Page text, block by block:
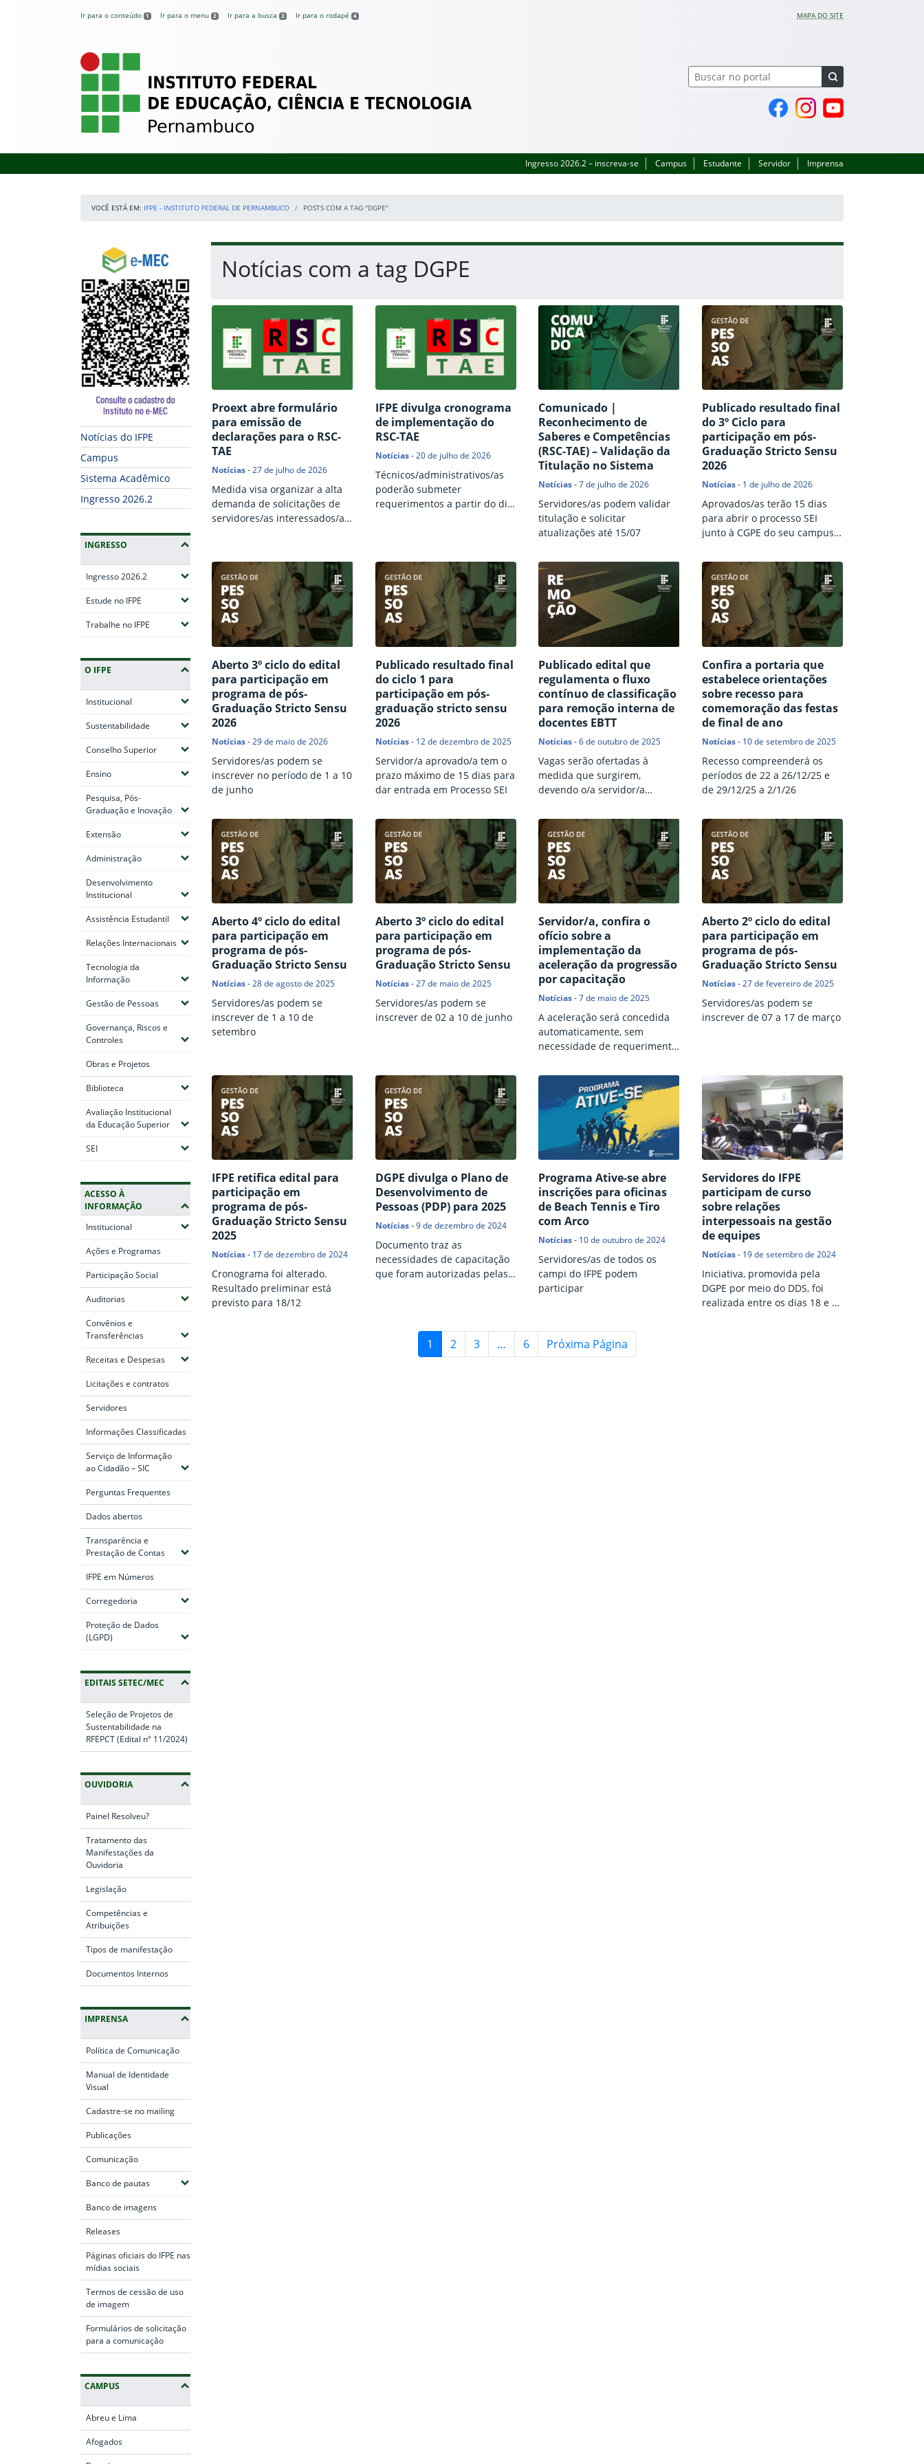
Ir para o conteúdo 1 Ir para o menu 2 Ir para a busca 3 Ir para o rodapé 4 MAPA DO SITE
IFPE – Instituto Federal de Pernambuco
Página do Facebook
Perfil no Instagram
Canal no YouTube
Ingresso 2026.2 – inscreva-se Campus Estudante Servidor Imprensa
VOCÊ ESTÁ EM: IFPE - INSTITUTO FEDERAL DE PERNAMBUCO POSTS COM A TAG "DGPE"
Início da navegação
Consulte o cadastro do Instituto no e-MEC
Notícias do IFPE
Campus
Sistema Acadêmico
Ingresso 2026.2
INGRESSO
Ingresso 2026.2 (Expandir submenus)
Estude no IFPE (Expandir submenus)
Trabalhe no IFPE (Expandir submenus)
O IFPE
Institucional (Expandir submenus)
Sustentabilidade (Expandir submenus)
Conselho Superior(Expandir submenus)
Ensino(Expandir submenus)
Pesquisa, Pós-
Graduação e Inovação(Expandir submenus)
Extensão(Expandir submenus)
Administração(Expandir submenus)
Desenvolvimento
Institucional (Expandir submenus)
Assistência Estudantil (Expandir submenus)
Relações Internacionais(Expandir submenus)
Tecnologia da
Informação(Expandir submenus)
Gestão de Pessoas(Expandir submenus)
Governança, Riscos e
Controles(Expandir submenus)
Obras e Projetos
Biblioteca (Expandir submenus)
Avaliação Institucional
da Educação Superior(Expandir submenus)
SEI(Expandir submenus)
ACESSO À
INFORMAÇÃO
Institucional (Expandir submenus)
Ações e Programas
Participação Social
Auditorias(Expandir submenus)
Convênios e
Transferências(Expandir submenus)
Receitas e Despesas(Expandir submenus)
Licitações e contratos
Servidores
Informações Classificadas
Serviço de Informação
ao Cidadão – SIC (Expandir submenus)
Perguntas Frequentes
Dados abertos
Transparência e
Prestação de Contas(Expandir submenus)
IFPE em Números
Corregedoria (Expandir submenus)
Proteção de Dados
(LGPD) (Expandir submenus)
EDITAIS SETEC/MEC
Seleção de Projetos de
Sustentabilidade na
RFEPCT (Edital nº 11/2024)
OUVIDORIA
Painel Resolveu?
Tratamento das
Manifestações da
Ouvidoria
Legislação
Competências e
Atribuições
Tipos de manifestação
Documentos Internos
IMPRENSA
Política de Comunicação
Manual de Identidade
Visual
Cadastre-se no mailing
Publicações
Comunicação
Banco de pautas(Expandir submenus)
Banco de imagens
Releases
Páginas oficiais do IFPE nas
mídias sociais
Termos de cessão de uso
de imagem
Formulários de solicitação
para a comunicação
CAMPUS
Abreu e Lima
Afogados
Início do conteúdo
Notícias com a tag DGPE
Proext abre formulário
para emissão de
declarações para o RSC-
TAE
Notícias-27 de julho de 2026
Medida visa organizar a alta
demanda de solicitações de
servidores/as interessados/as
IFPE divulga cronograma
de implementação do
RSC-TAE
Notícias -20 de julho de 2026
Técnicos/administrativos/as
poderão submeter
requerimentos a partir do dia
Comunicado |
Reconhecimento de
Saberes e Competências
(RSC-TAE) – Validação da
Titulação no Sistema
Notícias-7 de julho de 2026
Servidores/as podem validar
titulação e solicitar
atualizações até 15/07
Publicado resultado final
do 3º Ciclo para
participação em pós-
Graduação Stricto Sensu
2026
Notícias - 1 de julho de 2026
Aprovados/as terão 15 dias
para abrir o processo SEI
junto à CGPE do seu campus
Aberto 3º ciclo do edital
para participação em
programa de pós-
Graduação Stricto Sensu
2026
Notícias-29 de maio de 2026
Servidores/as podem se
inscrever no período de 1 a 10
de junho
Publicado resultado final
do ciclo 1 para
participação em pós-
graduação stricto sensu
2026
Notícias - 12 de dezembro de 2025
Servidor/a aprovado/a tem o
prazo máximo de 15 dias para
dar entrada em Processo SEI
Publicado edital que
regulamenta o fluxo
contínuo de classificação
para remoção interna de
docentes EBTT
Notícias-6 de outubro de 2025
Vagas serão ofertadas à
medida que surgirem,
devendo o/a servidor/a
Confira a portaria que
estabelece orientações
sobre recesso para
comemoração das festas
de final de ano
Notícias - 10 de setembro de 2025
Recesso compreenderá os
períodos de 22 a 26/12/25 e
de 29/12/25 a 2/1/26
Aberto 4º ciclo do edital
para participação em
programa de pós-
Graduação Stricto Sensu
Notícias-28 de agosto de 2025
Servidores/as podem se
inscrever de 1 a 10 de
setembro
Aberto 3º ciclo do edital
para participação em
programa de pós-
Graduação Stricto Sensu
Notícias -27 de maio de 2025
Servidores/as podem se
inscrever de 02 a 10 de junho
Servidor/a, confira o
ofício sobre a
implementação da
aceleração da progressão
por capacitação
Notícias-7 de maio de 2025
A aceleração será concedida
automaticamente, sem
necessidade de requerimento
Aberto 2º ciclo do edital
para participação em
programa de pós-
Graduação Stricto Sensu
Notícias -27 de fevereiro de 2025
Servidores/as podem se
inscrever de 07 a 17 de março
IFPE retifica edital para
participação em
programa de pós-
Graduação Stricto Sensu
2025
Notícias- 17 de dezembro de 2024
Cronograma foi alterado.
Resultado preliminar está
previsto para 18/12
DGPE divulga o Plano de
Desenvolvimento de
Pessoas (PDP) para 2025
Notícias -9 de dezembro de 2024
Documento traz as
necessidades de capacitação
que foram autorizadas pelas
Programa Ative-se abre
inscrições para oficinas
de Beach Tennis e Tiro
com Arco
Notícias- 10 de outubro de 2024
Servidores/as de todos os
campi do IFPE podem
participar
Servidores do IFPE
participam de curso
sobre relações
interpessoais na gestão
de equipes
Notícias - 19 de setembro de 2024
Iniciativa, promovida pela
DGPE por meio do DDS, foi
realizada entre os dias 18 e 20
1 2 3 … 6 Próxima Página